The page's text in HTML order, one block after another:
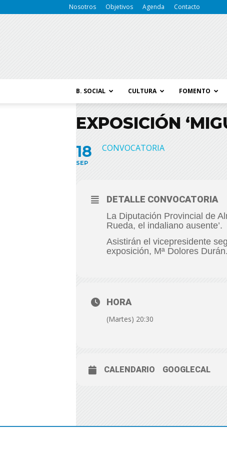
Nosotros Objetivos Agenda Contacto
B. SOCIAL CULTURA FOMENTO
EXPOSICIÓN
18
SEP
CONVOCATORIA
DETALLE CONVOCATORIA
La Diputación Provincial de
Rueda, el indaliano ausente’.
Asistirán el vicepresidente
exposición, Mª Dolores Durán.
HORA
(Martes) 20:30
CALENDARIO GOOGLECAL